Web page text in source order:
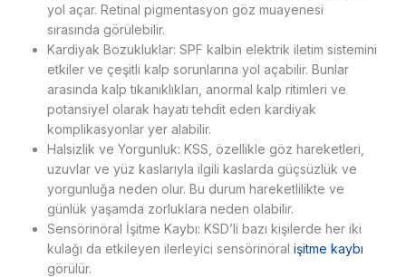
yol açar. Retinal pigmentasyon göz muayenesi
sırasında görülebilir.
Kardiyak Bozukluklar: SPF kalbin elektrik iletim sistemini
etkiler ve çeşitli kalp sorunlarına yol açabilir. Bunlar
arasında kalp tıkanıklıkları, anormal kalp ritimleri ve
potansiyel olarak hayatı tehdit eden kardiyak
komplikasyonlar yer alabilir.
Halsizlik ve Yorgunluk: KSS, özellikle göz hareketleri,
uzuvlar ve yüz kaslarıyla ilgili kaslarda güçsüzlük ve
yorgunluğa neden olur. Bu durum hareketlilikte ve
günlük yaşamda zorluklara neden olabilir.
Sensörinöral İşitme Kaybı: KSD’li bazı kişilerde her iki
kulağı da etkileyen ilerleyici sensörinöral işitme kaybı
görülür.